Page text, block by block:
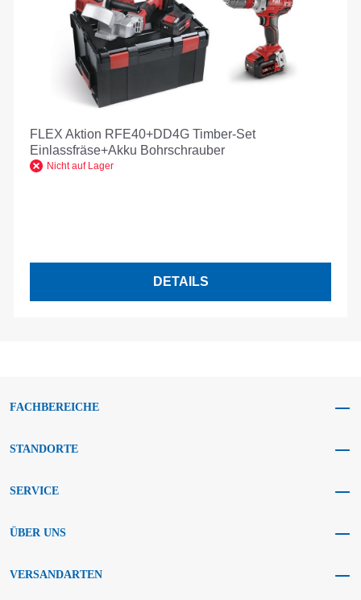
FLEX Aktion RFE40+DD4G Timber-Set
Einlassfräse+Akku Bohrschrauber
Nicht auf Lager
DETAILS
FACHBEREICHE
STANDORTE
SERVICE
ÜBER UNS
VERSANDARTEN